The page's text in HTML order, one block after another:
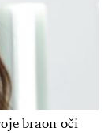
braon oči